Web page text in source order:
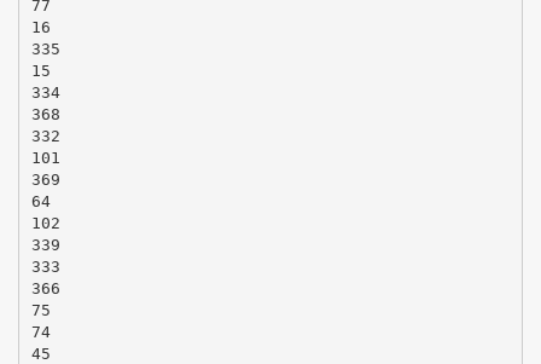
77
16
335
15
334
368
332
101
369
64
102
339
333
366
75
74
45